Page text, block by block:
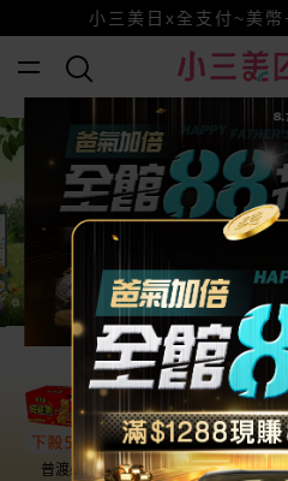
賺美幣~換好禮
小三美日x全支付~美
全館88折爸
普渡必備 話題保養